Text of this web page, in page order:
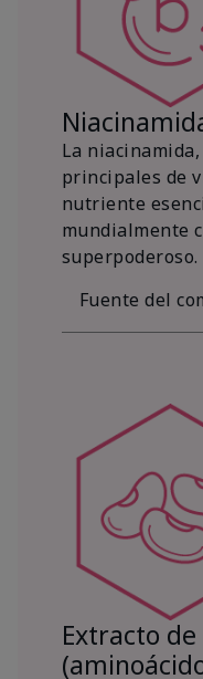
La
principales de
nutriente
mundialmente
superpoderoso.
Fuente del
Extracto